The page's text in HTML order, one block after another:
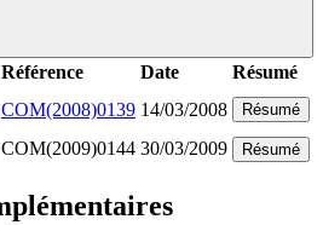
Référence Date
Résumé
COM(2008)0139 14/03/2008 Résumé
COM(2009)0144 30/03/2009 Résumé